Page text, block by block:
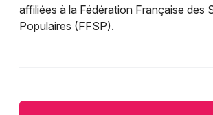
affiliées à la Fédération Française des
Populaires (FFSP).